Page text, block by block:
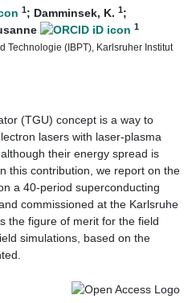
1; Damminsek, K. 1;
1
Technologie (IBPT), Karlsruher Institut
(TGU) concept is a way to
lasers with laser-plasma
their energy spread is
this contribution, we report on the
a 40-period superconducting
commissioned at the Karlsruhe
the figure of merit for the field
simulations, based on the